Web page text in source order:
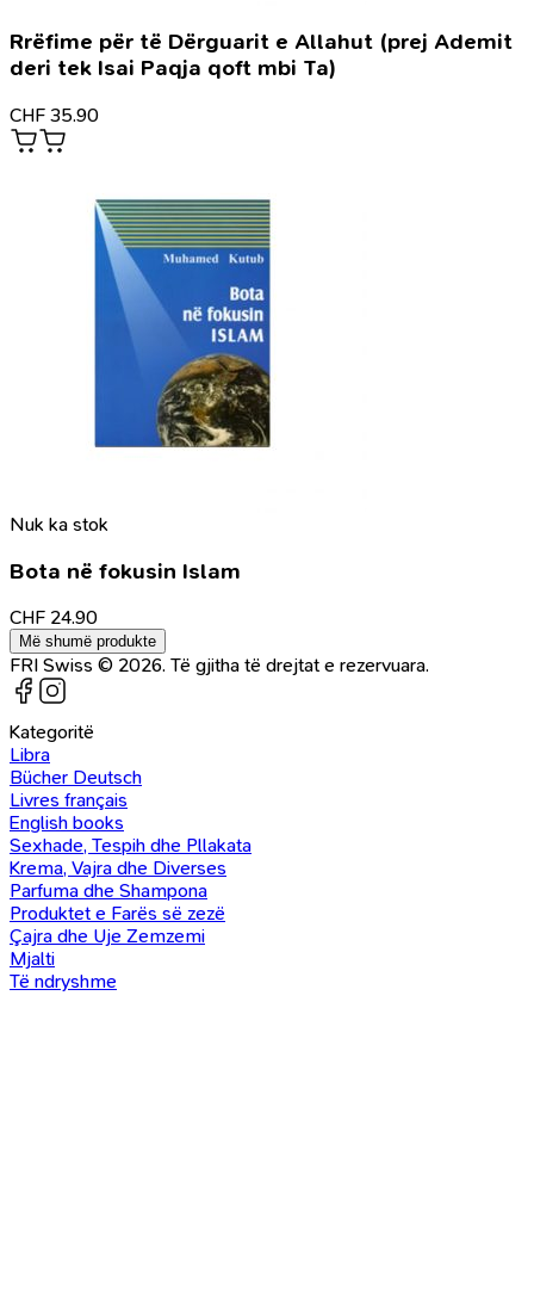
Rrëfime për të Dërguarit e Allahut (prej Ademit
deri tek Isai Paqja qoft mbi Ta)
CHF 35.90
Nuk ka stok
Bota në fokusin Islam
CHF 24.90
Më shumë produkte
FRI Swiss © 2026. Të gjitha të drejtat e rezervuara.
Kategoritë
Libra
Bücher Deutsch
Livres français
English books
Sexhade, Tespih dhe Pllakata
Krema, Vajra dhe Diverses
Parfuma dhe Shampona
Produktet e Farës së zezë
Çajra dhe Uje Zemzemi
Mjalti
Të ndryshme